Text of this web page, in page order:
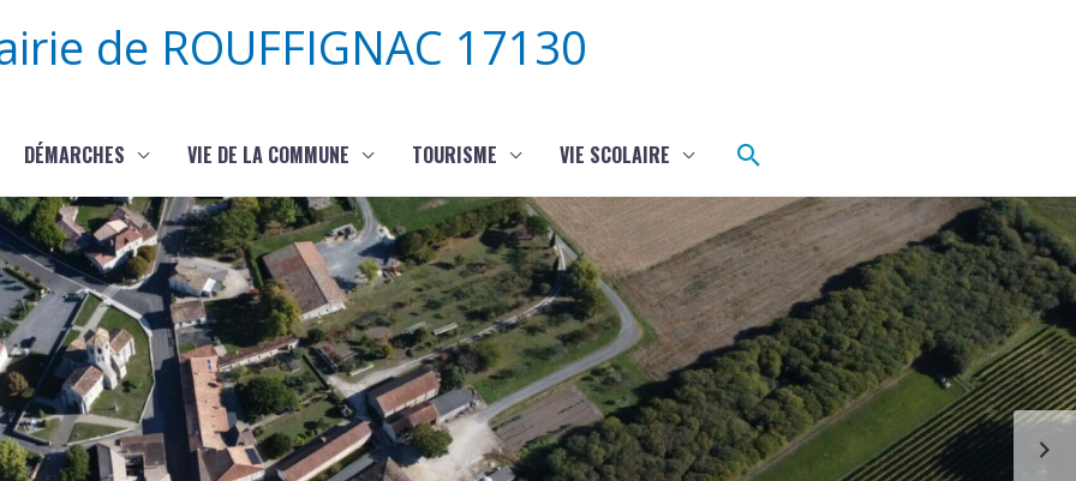
de ROUFFIGNAC 17130
DÉMARCHES VIE DE LA COMMUNE TOURISME VIE SCOLAIRE Rechercher